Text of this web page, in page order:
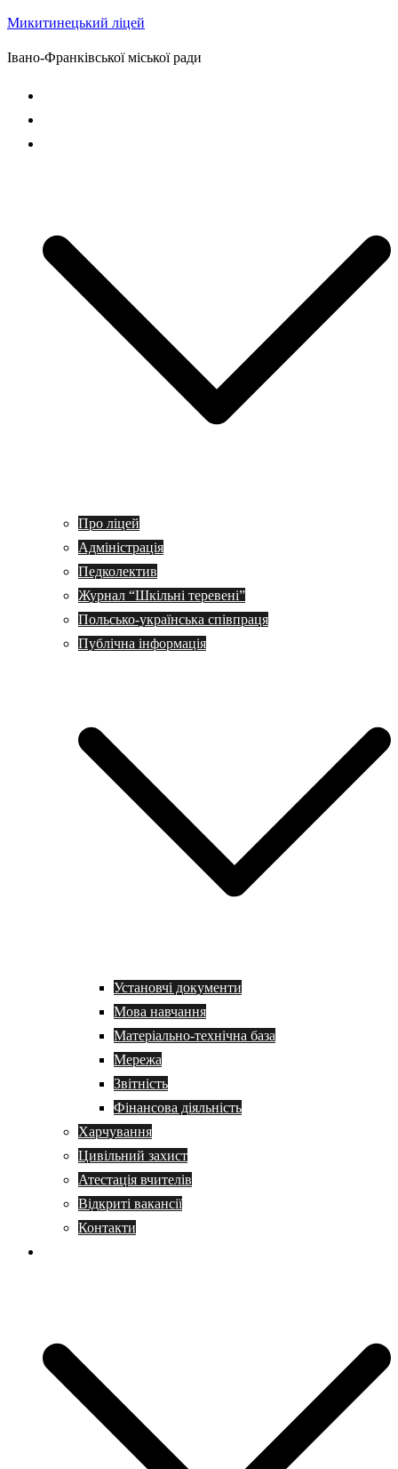
Перейти
до
Микитинецький ліцей
Івано-Франківської міської ради
Про ліцей
Адміністрація
Педколектив
Журнал “Шкільні теревені”
Польсько-українська співпраця
Публічна інформація
Установчі документи
Мова навчання
Матеріально-технічна база
Мережа
Звітність
Фінансова діяльність
Харчування
Цивільний захист
Атестація вчителів
Відкриті вакансії
Контакти